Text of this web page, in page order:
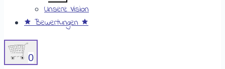
Unsere Vision
🟊 Bewertungen 🟊
0